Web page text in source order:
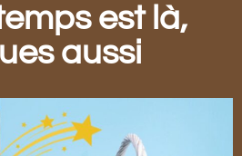
est là,
aussi